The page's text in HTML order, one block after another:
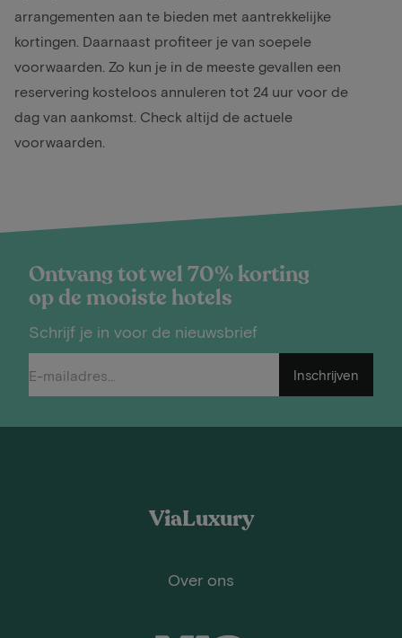
arrangementen aan te bieden met aantrekkelijke
kortingen. Daarnaast profiteer je van soepele
voorwaarden. Zo kun je in de meeste gevallen een
reservering kosteloos annuleren tot 24 uur voor de
dag van aankomst. Check altijd de actuele
voorwaarden.
Ontvang tot wel 70% korting
op de mooiste hotels
Schrijf je in voor de nieuwsbrief
Inschrijven
ViaLuxury
Over ons